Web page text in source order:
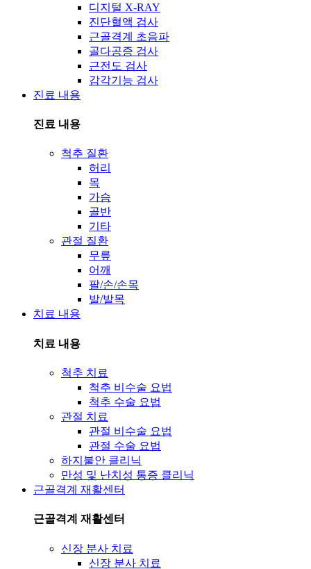
디지털 X-RAY
진단혈액 검사
근골격계 초음파
골다공증 검사
근전도 검사
감각기능 검사
진료 내용
진료 내용
척추 질환
허리
목
가슴
골반
기타
관절 질환
무릎
어깨
팔/손/손목
발/발목
치료 내용
치료 내용
척추 치료
척추 비수술 요법
척추 수술 요법
관절 치료
관절 비수술 요법
관절 수술 요법
하지불안 클리닉
만성 및 난치성 통증 클리닉
근골격계 재활센터
근골격계 재활센터
신장 분사 치료
신장 분사 치료